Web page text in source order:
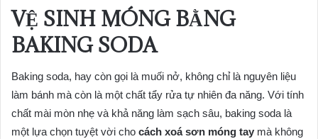
VỆ SINH MÓNG BẰNG
BAKING SODA
Baking soda, hay còn gọi là muối nở, không chỉ là nguyên liệu
làm bánh mà còn là một chất tẩy rửa tự nhiên đa năng. Với tính
chất mài mòn nhẹ và khả năng làm sạch sâu, baking soda là
một lựa chọn tuyệt vời cho cách xoá sơn móng tay mà không